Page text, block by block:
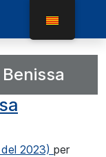
2023) per